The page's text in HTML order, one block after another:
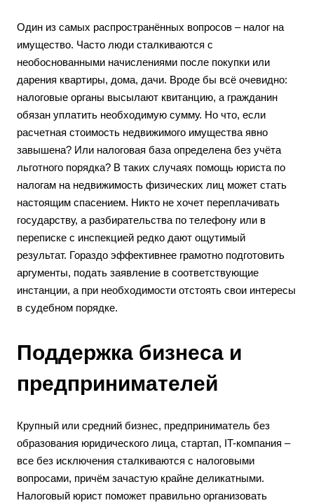
Один из самых распространённых вопросов – налог на
имущество. Часто люди сталкиваются с
необоснованными начислениями после покупки или
дарения квартиры, дома, дачи. Вроде бы всё очевидно:
налоговые органы высылают квитанцию, а гражданин
обязан уплатить необходимую сумму. Но что, если
расчетная стоимость недвижимого имущества явно
завышена? Или налоговая база определена без учёта
льготного порядка? В таких случаях помощь юриста по
налогам на недвижимость физических лиц может стать
настоящим спасением. Никто не хочет переплачивать
государству, а разбирательства по телефону или в
переписке с инспекцией редко дают ощутимый
результат. Гораздо эффективнее грамотно подготовить
аргументы, подать заявление в соответствующие
инстанции, а при необходимости отстоять свои интересы
в судебном порядке.
Поддержка бизнеса и
предпринимателей
Крупный или средний бизнес, предприниматель без
образования юридического лица, стартап, IT-компания –
все без исключения сталкиваются с налоговыми
вопросами, причём зачастую крайне деликатными.
Налоговый юрист поможет правильно организовать